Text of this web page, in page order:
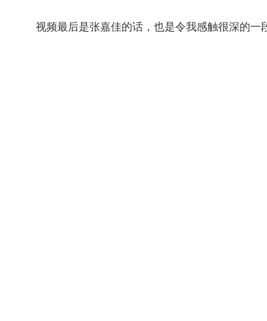
视频最后是张嘉佳的话，也是令我感触很深的一